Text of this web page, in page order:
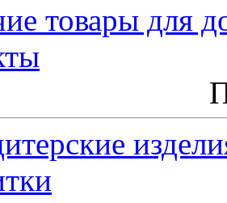
товары для